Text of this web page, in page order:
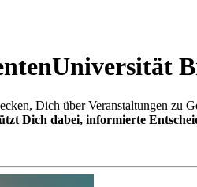
Dich über Veranstaltungen zu
Dich dabei, informierte